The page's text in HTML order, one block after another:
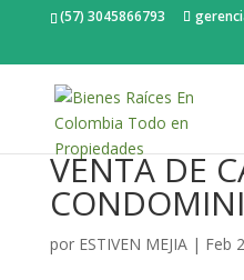
(57) 3045866793
VENTA DE
por ESTIVEN MEJIA| Feb